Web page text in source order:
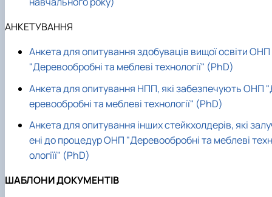
АНКЕТУВАННЯ
Анкета для опитування здобуваців вищої освіти ОНП
"Деревообробні та меблеві технології" (PhD)
Анкета для опитування НПП, які забезпечують ОНП
еревообробні та меблеві технології" (PhD)
Анкета для опитування інших стейкхолдерів, які
ені до процедур ОНП "Деревообробні та меблеві техн
ологіїї" (PhD)
ШАБЛОНИ ДОКУМЕНТІВ